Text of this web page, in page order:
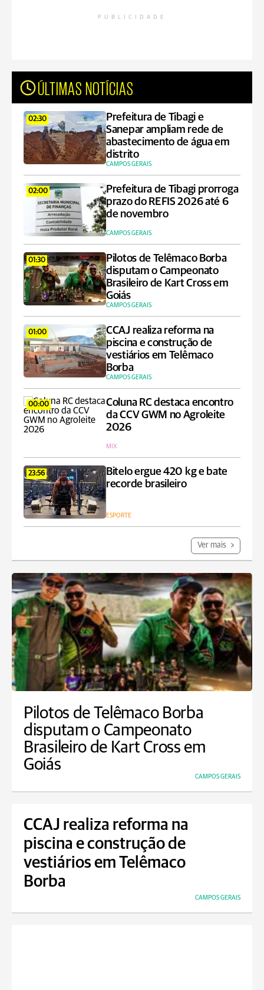
PUBLICIDADE
ÚLTIMAS NOTÍCIAS
02:30
Prefeitura de Tibagi e
Sanepar ampliam rede de
abastecimento de água em
distrito
CAMPOS GERAIS
02:00
Prefeitura de Tibagi prorroga
prazo do REFIS 2026 até 6
de novembro
CAMPOS GERAIS
01:30
Pilotos de Telêmaco Borba
disputam o Campeonato
Brasileiro de Kart Cross em
Goiás
CAMPOS GERAIS
01:00
CCAJ realiza reforma na
piscina e construção de
vestiários em Telêmaco
Borba
CAMPOS GERAIS
00:00
Coluna RC destaca encontro
da CCV GWM no Agroleite
2026
MIX
23:56
Bitelo ergue 420 kg e bate
recorde brasileiro
ESPORTE
Ver mais
Pilotos de Telêmaco Borba
disputam o Campeonato
Brasileiro de Kart Cross em
Goiás
CAMPOS GERAIS
CCAJ realiza reforma na
piscina e construção de
vestiários em Telêmaco
Borba
CAMPOS GERAIS